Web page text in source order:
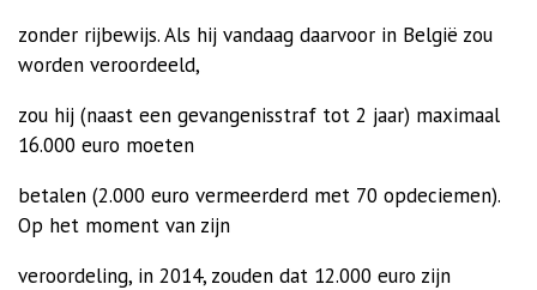
zonder rijbewijs. Als hij vandaag daarvoor in België zou
worden veroordeeld,
zou hij (naast een gevangenisstraf tot 2 jaar) maximaal
16.000 euro moeten
betalen (2.000 euro vermeerderd met 70 opdeciemen).
Op het moment van zijn
veroordeling, in 2014, zouden dat 12.000 euro zijn